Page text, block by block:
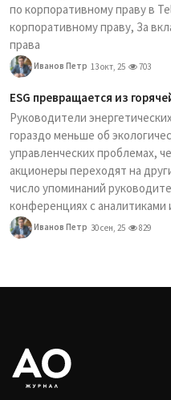
по корпоративному праву в
корпоративному праву, За
права
Иванов Петр 13 окт, 25 703
ESG превращается из
Руководители
гораздо меньше об
управленческих проблемах,
акционеры переходят на
число упоминаний
конференциях с аналитиками
Иванов Петр 30 сен, 25 829